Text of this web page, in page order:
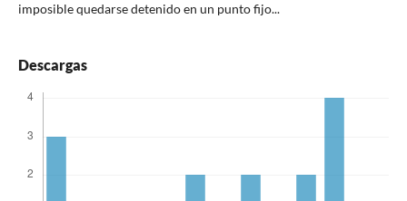
imposible quedarse detenido en un punto fijo...
Descargas